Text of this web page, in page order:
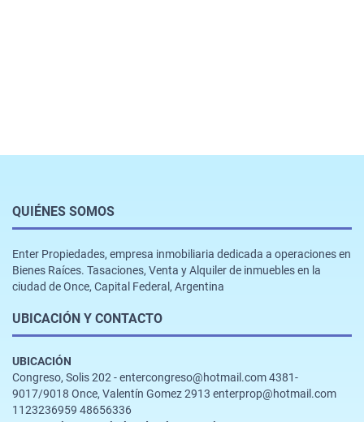
QUIÉNES SOMOS
Enter Propiedades, empresa inmobiliaria dedicada a operaciones en
Bienes Raíces. Tasaciones, Venta y Alquiler de inmuebles en la
ciudad de Once, Capital Federal, Argentina
UBICACIÓN Y CONTACTO
UBICACIÓN
Congreso, Solis 202 - entercongreso@hotmail.com 4381-
9017/9018 Once, Valentín Gomez 2913 enterprop@hotmail.com
1123236959 48656336